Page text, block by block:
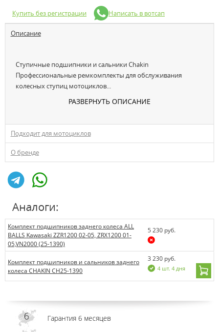
Купить без регистрации Написать в вотсап
Описание
Ступичные подшипники и сальники Chakin
Профессиональные ремкомплекты для обслуживания
колесных ступиц мотоциклов...
РАЗВЕРНУТЬ ОПИСАНИЕ
Подходит для мотоциклов
О бренде
Аналоги:
Комплект подшипников заднего колеса ALL
BALLS Kawasaki ZZR1200 02-05, ZRX1200 01-
05,VN2000 (25-1390)
5 230 руб.
Комплект подшипников и сальников заднего
колеса CHAKIN CH25-1390
3 230 руб.
4 шт. 4 дня
Гарантия 6 месяцев